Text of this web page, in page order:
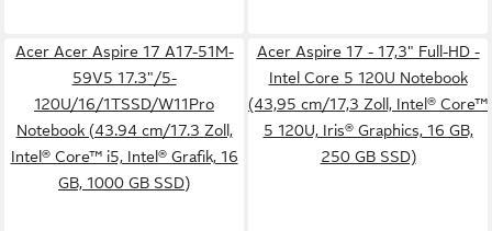
Acer Acer Aspire 17 A17-51M-
59V5 17.3"/5-
120U/16/1TSSD/W11Pro
Notebook (43.94 cm/17.3 Zoll,
Intel® Core™ i5, Intel® Grafik, 16
GB, 1000 GB SSD)
Acer Aspire 17 - 17,3" Full-HD -
Intel Core 5 120U Notebook
(43,95 cm/17,3 Zoll, Intel® Core™
5 120U, Iris® Graphics, 16 GB,
250 GB SSD)